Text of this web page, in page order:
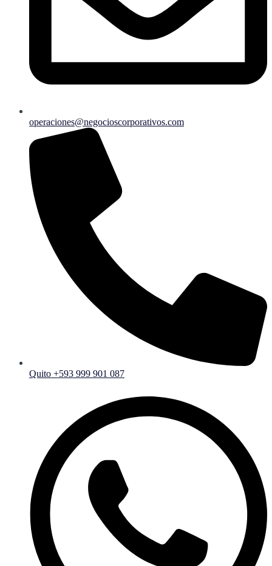
operaciones@negocioscorporativos.com
Quito +593 999 901 087